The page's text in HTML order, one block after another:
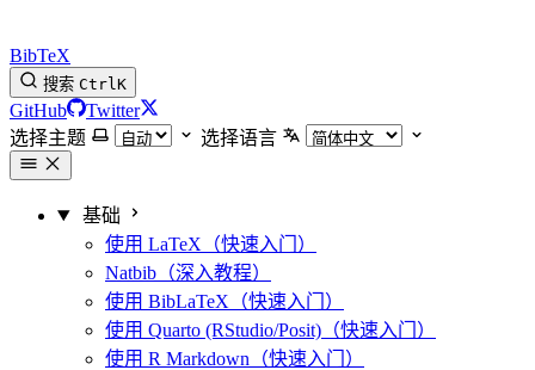
BibTeX
搜索 CtrlK
GitHub
Twitter
选择主题
选择语言
基础
使用 LaTeX（快速入门）
Natbib（深入教程）
使用 BibLaTeX（快速入门）
使用 Quarto (RStudio/Posit)（快速入门）
使用 R Markdown（快速入门）